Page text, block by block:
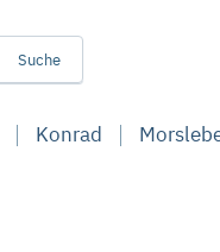
Suche
Konrad